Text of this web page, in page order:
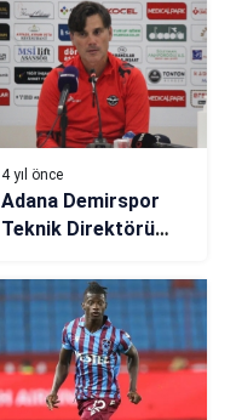
4 yıl önce
Adana Demirspor
Teknik Direktörü
Gelişim için
zamanımız var